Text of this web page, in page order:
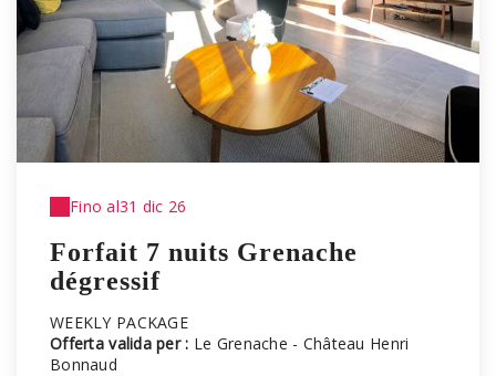
Fino al31 dic 26
Forfait 7 nuits Grenache
dégressif
WEEKLY PACKAGE
Offerta valida per : Le Grenache - Château Henri
Bonnaud